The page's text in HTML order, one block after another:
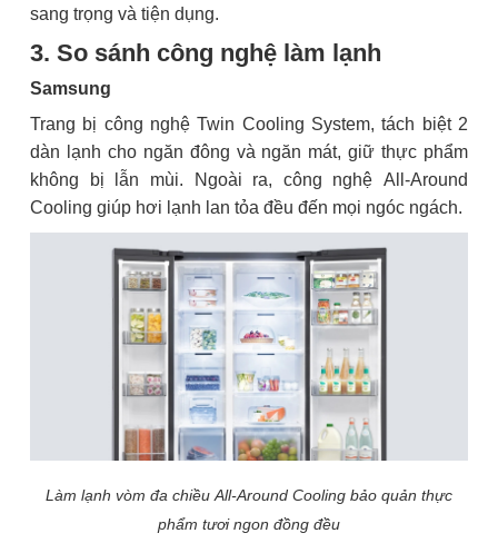
sang trọng và tiện dụng.
3. So sánh công nghệ làm lạnh
Samsung
Trang bị công nghệ Twin Cooling System, tách biệt 2
dàn lạnh cho ngăn đông và ngăn mát, giữ thực phẩm
không bị lẫn mùi. Ngoài ra, công nghệ All-Around
Cooling giúp hơi lạnh lan tỏa đều đến mọi ngóc ngách.
Làm lạnh vòm đa chiều All-Around Cooling bảo quản thực
phẩm tươi ngon đồng đều